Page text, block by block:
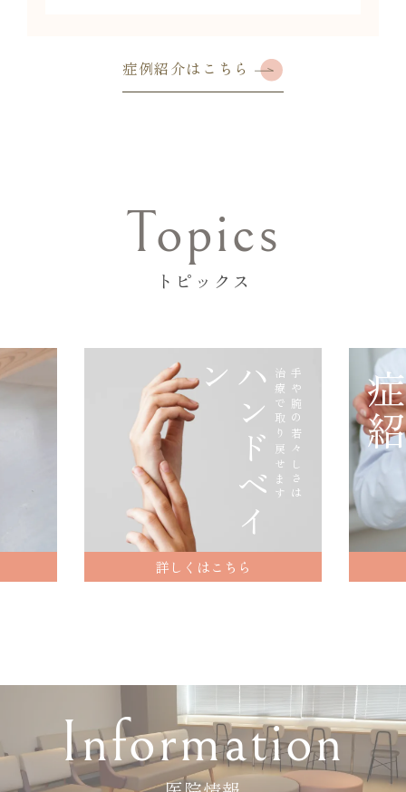
症例紹介はこちら
Topics
トピックス
治療で取り戻せます手や腕の若々しさは
ハ
ン
ド
ベ
イ
ン
詳しくはこちら
Information